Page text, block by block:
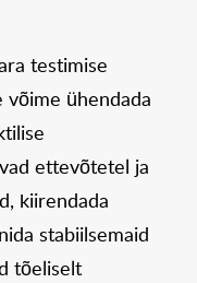
testimise
võime ühendada
ettevõtetel ja
kiirendada
stabiilsemaid
tõeliselt